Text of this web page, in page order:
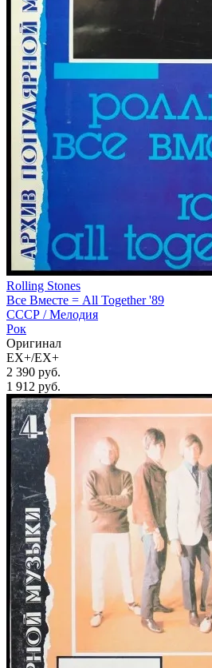
Rolling Stones
Все Вместе = All Together '89
СССР /Мелодия
Рок
Оригинал
EX+/EX+
2 390 руб.
1 912 руб.